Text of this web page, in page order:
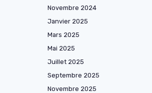
Novembre 2024
Janvier 2025
Mars 2025
Mai 2025
Juillet 2025
Septembre 2025
Novembre 2025